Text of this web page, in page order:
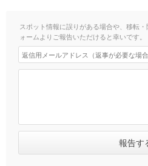
スポット情報に誤りがある場合や、移転
ォームよりご報告いただけると幸いです。